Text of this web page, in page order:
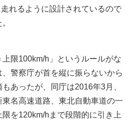
れるように設計されているので
限100km/h」というルールがな
警察庁が首を縦に振らないから
あったが、同庁は2016年3月、
名高速道路、東北自動車道の一
を120km/hまで段階的に引き上